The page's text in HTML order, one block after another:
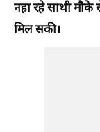
नहा रहे साथी
मिल सकी।